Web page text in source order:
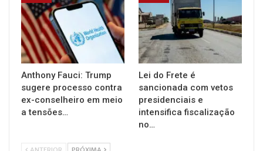
Anthony Fauci: Trump
sugere processo contra
ex-conselheiro em meio
a tensões…
Lei do Frete é
sancionada com vetos
presidenciais e
intensifica fiscalização
no…